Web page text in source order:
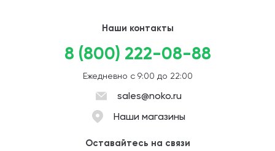
Наши контакты
8 (800) 222-08-88
Ежедневно с 9:00 до 22:00
sales@noko.ru
Наши магазины
Оставайтесь на связи